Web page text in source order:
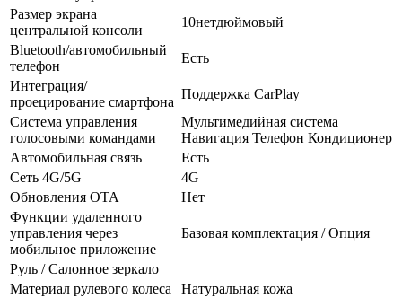
Размер экрана
центральной консоли
10нетдюймовый
Bluetooth/автомобильный
телефон
Есть
Интеграция/
проецирование смартфона
Поддержка CarPlay
Система управления
голосовыми командами
Мультимедийная система
Навигация Телефон Кондиционер
Автомобильная связь
Есть
Сеть 4G/5G
4G
Обновления OTA
Нет
Функции удаленного
управления через
мобильное приложение
Базовая комплектация / Опция
Руль / Салонное зеркало
Материал рулевого колеса
Натуральная кожа